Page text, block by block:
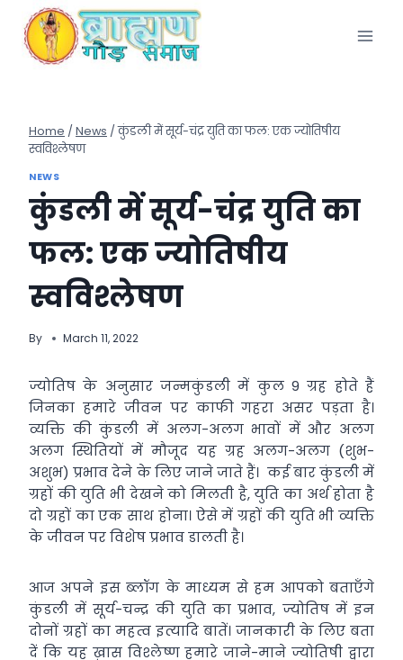
content
Home / News / कुंडली में सूर्य-चंद्र युति का फल: एक ज्योतिषीय
स्वविश्लेषण
NEWS
कुंडली में सूर्य-चंद्र युति का
फल: एक ज्योतिषीय
स्वविश्लेषण
By March 11, 2022
ज्योतिष के अनुसार जन्मकुंडली में कुल 9 ग्रह होते हैं
जिनका हमारे जीवन पर काफी गहरा असर पड़ता है।
व्यक्ति की कुंडली में अलग-अलग भावों में और अलग
अलग स्थितियों में मौजूद यह ग्रह अलग-अलग (शुभ-
अशुभ) प्रभाव देने के लिए जाने जाते हैं। कई बार कुंडली में
ग्रहों की युति भी देखने को मिलती है, युति का अर्थ होता है
दो ग्रहों का एक साथ होना। ऐसे में ग्रहों की युति भी व्यक्ति
के जीवन पर विशेष प्रभाव डालती है।
आज अपने इस ब्लॉग के माध्यम से हम आपको बताएँगे
कुंडली में सूर्य-चन्द्र की युति का प्रभाव, ज्योतिष में इन
दोनों ग्रहों का महत्व इत्यादि बातें। जानकारी के लिए बता
दें कि यह ख़ास विश्लेष्ण हमारे जाने-माने ज्योतिषी द्वारा